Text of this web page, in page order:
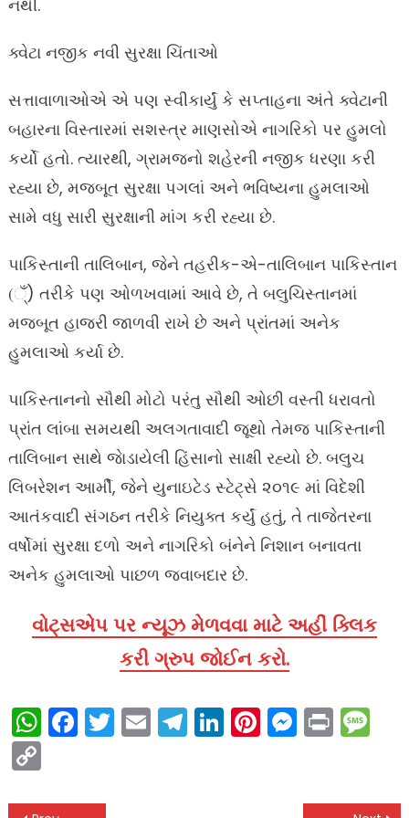
નથી.
ક્વેટા નજીક નવી સુરક્ષા ચિંતાઓ
સત્તાવાળાઓએ એ પણ સ્વીકાર્યું કે સપ્તાહના અંતે ક્વેટાની
બહારના વિસ્તારમાં સશસ્ત્ર માણસોએ નાગરિકો પર હુમલો
કર્યો હતો. ત્યારથી, ગ્રામજનો શહેરની નજીક ધરણા કરી
રહ્યા છે, મજબૂત સુરક્ષા પગલાં અને ભવિષ્યના હુમલાઓ
સામે વધુ સારી સુરક્ષાની માંગ કરી રહ્યા છે.
પાકિસ્તાની તાલિબાન, જેને તહરીક-એ-તાલિબાન પાકિસ્તાન
(્ઁ) તરીકે પણ ઓળખવામાં આવે છે, તે બલુચિસ્તાનમાં
મજબૂત હાજરી જાળવી રાખે છે અને પ્રાંતમાં અનેક
હુમલાઓ કર્યા છે.
પાકિસ્તાનનો સૌથી મોટો પરંતુ સૌથી ઓછી વસ્તી ધરાવતો
પ્રાંત લાંબા સમયથી અલગતાવાદી જૂથો તેમજ પાકિસ્તાની
તાલિબાન સાથે જાેડાયેલી હિંસાનો સાક્ષી રહ્યો છે. બલુચ
લિબરેશન આર્મી, જેને યુનાઇટેડ સ્ટેટ્સે ૨૦૧૯ માં વિદેશી
આતંકવાદી સંગઠન તરીકે નિયુક્ત કર્યું હતું, તે તાજેતરના
વર્ષોમાં સુરક્ષા દળો અને નાગરિકો બંનેને નિશાન બનાવતા
અનેક હુમલાઓ પાછળ જવાબદાર છે.
વોટ્સએપ પર ન્યૂઝ મેળવવા માટે અહીં ક્લિક
કરી ગ્રુપ જોઈન કરો.
WhatsApp
Facebook
Twitter
EmailTelegram
LinkedIn
Pinterest
Print
Copy